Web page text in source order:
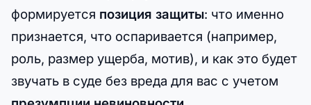
формируется позиция защиты: что именно
признается, что оспаривается (например,
роль, размер ущерба, мотив), и как это будет
звучать в суде без вреда для вас с учетом